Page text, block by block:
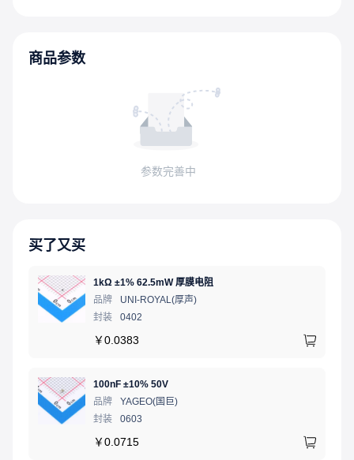
商品参数
参数完善中
买了又买
1kΩ ±1% 62.5mW 厚膜电阻
品牌
UNI-ROYAL(厚声)
封装
0402
￥0.0383
100nF ±10% 50V
品牌
YAGEO(国巨)
封装
0603
￥0.0715